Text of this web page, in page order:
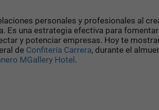
personales y profesionales al
Es una estrategia efectiva para fomentar
y potenciar empresas. Hoy te
de Confitería Carrera, durante el
MGallery Hotel .